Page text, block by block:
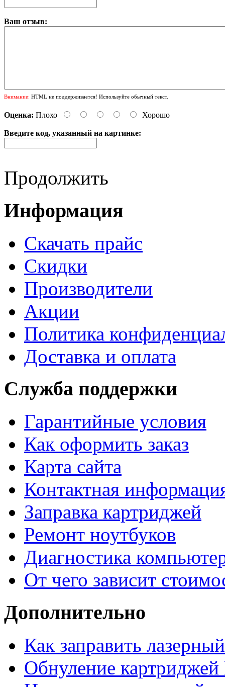
Ваш отзыв:
Внимание: HTML не поддерживается! Используйте обычный текст.
Оценка: Плохо Хорошо
Введите код, указанный на картинке:
Продолжить
Информация
Cкачать прайс
Скидки
Производители
Акции
Политика
Доставка и оплата
Служба поддержки
Гарантийные условия
Как оформить заказ
Карта сайта
Контактная
Заправка картриджей
Ремонт ноутбуков
Диагностика
От чего зависит
Дополнительно
Как заправить
Обнуление